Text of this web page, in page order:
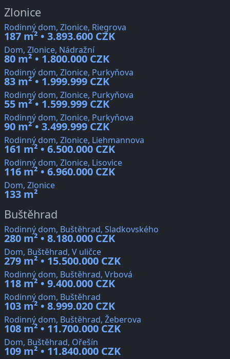
Zlonice
Rodinný dom, Zlonice, Riegrova
187 m² • 3.893.600 CZK
Dom, Zlonice, Nádražní
80 m² • 1.800.000 CZK
Rodinný dom, Zlonice, Purkyňova
83 m² • 1.999.999 CZK
Rodinný dom, Zlonice, Purkyňova
55 m² • 1.599.999 CZK
Rodinný dom, Zlonice, Purkyňova
90 m² • 3.499.999 CZK
Rodinný dom, Zlonice, Liehmannova
161 m² • 6.500.000 CZK
Rodinný dom, Zlonice, Lisovice
116 m² • 6.960.000 CZK
Dom, Zlonice
133 m²
Buštěhrad
Rodinný dom, Buštěhrad, Sladkovského
280 m² • 8.180.000 CZK
Dom, Buštěhrad, V uličce
279 m² • 15.500.000 CZK
Rodinný dom, Buštěhrad, Vrbová
118 m² • 9.400.000 CZK
Rodinný dom, Buštěhrad
103 m² • 8.999.020 CZK
Rodinný dom, Buštěhrad, Žeberova
108 m² • 11.700.000 CZK
Dom, Buštěhrad, Ořešín
109 m² • 11.840.000 CZK